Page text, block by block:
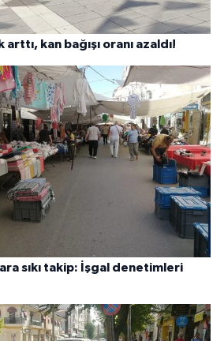
arttı, kan bağışı oranı azaldı!
sıkı takip: İşgal denetimleri